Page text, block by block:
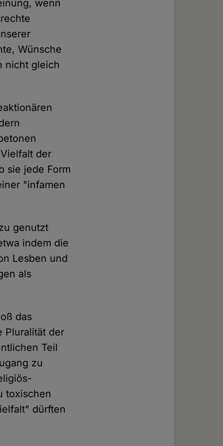
wenn
Wünsche
nicht gleich
der
sie jede Form
"infamen
genutzt
indem die
Lesben und
als
das
Pluralität der
Teil
zu
toxischen
dürften